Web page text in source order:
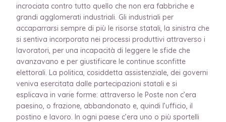
incrociata contro tutto quello che non era fabbriche e
grandi agglomerati industriali. Gli industriali per
accaparrarsi sempre di più le risorse statali, la sinistra che
si sentiva incorporata nei processi produttivi attraverso i
lavoratori, per una incapacità di leggere le sfide che
avanzavano e per giustificare le continue sconfitte
elettorali. La politica, cosiddetta assistenziale, dei governi
veniva esercitata dalle partecipazioni statali e si
esplicava in varie forme: attraverso le Poste non c’era
paesino, o frazione, abbandonato e, quindi l’ufficio, il
postino e lavoro. In ogni paese c’era uno o più sportelli